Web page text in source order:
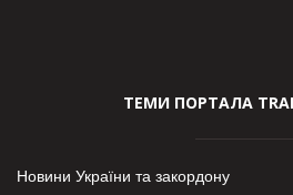
ТЕМИ ПОРТАЛА
Новини України та закордону